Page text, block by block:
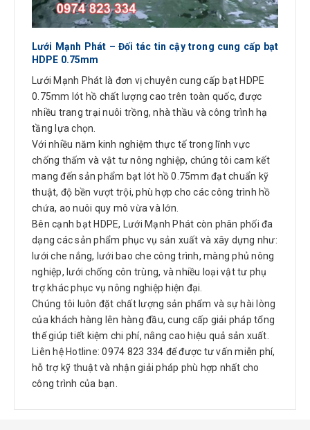
Lưới Mạnh Phát – Đối tác tin cậy trong cung cấp bạt
HDPE 0.75mm
Lưới Mạnh Phát là đơn vị chuyên cung cấp bạt HDPE
0.75mm lót hồ chất lượng cao trên toàn quốc, được
nhiều trang trại nuôi trồng, nhà thầu và công trình hạ
tầng lựa chọn.
Với nhiều năm kinh nghiệm thực tế trong lĩnh vực
chống thấm và vật tư nông nghiệp, chúng tôi cam kết
mang đến sản phẩm bạt lót hồ 0.75mm đạt chuẩn kỹ
thuật, độ bền vượt trội, phù hợp cho các công trình hồ
chứa, ao nuôi quy mô vừa và lớn.
Bên cạnh bạt HDPE, Lưới Mạnh Phát còn phân phối đa
dạng các sản phẩm phục vụ sản xuất và xây dựng như:
lưới che nắng, lưới bao che công trình, màng phủ nông
nghiệp, lưới chống côn trùng, và nhiều loại vật tư phụ
trợ khác phục vụ nông nghiệp hiện đại.
Chúng tôi luôn đặt chất lượng sản phẩm và sự hài lòng
của khách hàng lên hàng đầu, cung cấp giải pháp tổng
thể giúp tiết kiệm chi phí, nâng cao hiệu quả sản xuất.
Liên hệ Hotline: 0974 823 334 để được tư vấn miễn phí,
hỗ trợ kỹ thuật và nhận giải pháp phù hợp nhất cho
công trình của bạn.